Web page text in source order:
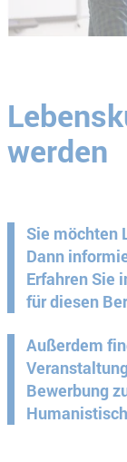
werden
Sie möchten
Dann
Erfahren Sie
für diesen
Außerdem
Bewerbung